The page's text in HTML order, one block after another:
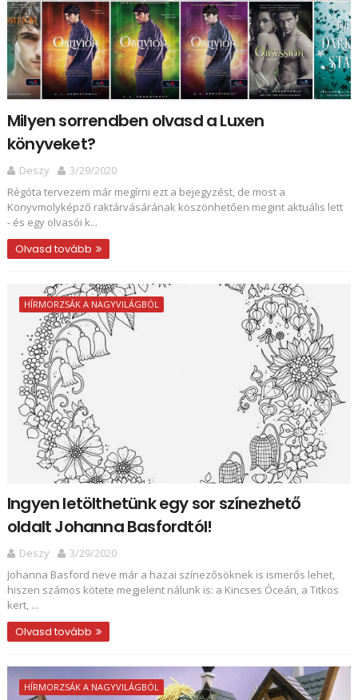
Milyen sorrendben olvasd a Luxen
könyveket?
Deszy
3/29/2020
Régóta tervezem már megírni ezt a bejegyzést, de most a
Könyvmolyképző raktárvásárának köszönhetően megint aktuális lett
- és egy olvasói k...
Olvasd tovább
HÍRMORZSÁK A NAGYVILÁGBÓL
Ingyen letölthetünk egy sor színezhető
oldalt Johanna Basfordtól!
Deszy
3/29/2020
Johanna Basford neve már a hazai színezősöknek is ismerős lehet,
hiszen számos kötete megjelent nálunk is: a Kincses Óceán, a Titkos
kert, ...
Olvasd tovább
HÍRMORZSÁK A NAGYVILÁGBÓL